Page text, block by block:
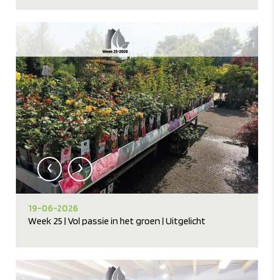
‹ ›
19-06-2026
Week 25 | Vol passie in het groen | Uitgelicht